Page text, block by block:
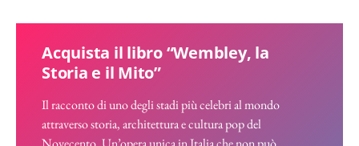
Acquista il libro “Wembley, la
Storia e il Mito”
Il racconto di uno degli stadi più celebri al mondo
attraverso storia, architettura e cultura pop del